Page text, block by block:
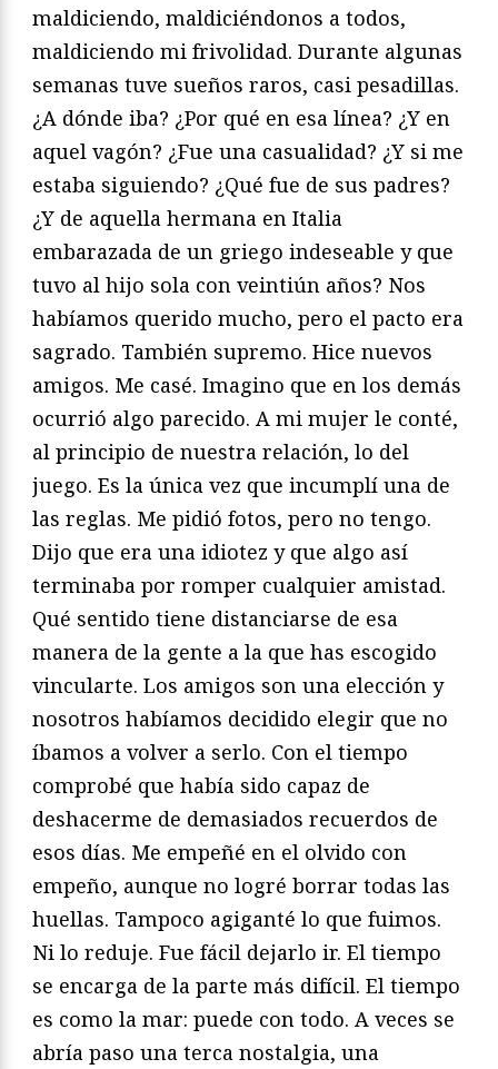
maldiciendo, maldiciéndonos a todos,
maldiciendo mi frivolidad. Durante algunas
semanas tuve sueños raros, casi pesadillas.
¿A dónde iba? ¿Por qué en esa línea? ¿Y en
aquel vagón? ¿Fue una casualidad? ¿Y si me
estaba siguiendo? ¿Qué fue de sus padres?
¿Y de aquella hermana en Italia
embarazada de un griego indeseable y que
tuvo al hijo sola con veintiún años? Nos
habíamos querido mucho, pero el pacto era
sagrado. También supremo. Hice nuevos
amigos. Me casé. Imagino que en los demás
ocurrió algo parecido. A mi mujer le conté,
al principio de nuestra relación, lo del
juego. Es la única vez que incumplí una de
las reglas. Me pidió fotos, pero no tengo.
Dijo que era una idiotez y que algo así
terminaba por romper cualquier amistad.
Qué sentido tiene distanciarse de esa
manera de la gente a la que has escogido
vincularte. Los amigos son una elección y
nosotros habíamos decidido elegir que no
íbamos a volver a serlo. Con el tiempo
comprobé que había sido capaz de
deshacerme de demasiados recuerdos de
esos días. Me empeñé en el olvido con
empeño, aunque no logré borrar todas las
huellas. Tampoco agiganté lo que fuimos.
Ni lo reduje. Fue fácil dejarlo ir. El tiempo
se encarga de la parte más difícil. El tiempo
es como la mar: puede con todo. A veces se
abría paso una terca nostalgia, una